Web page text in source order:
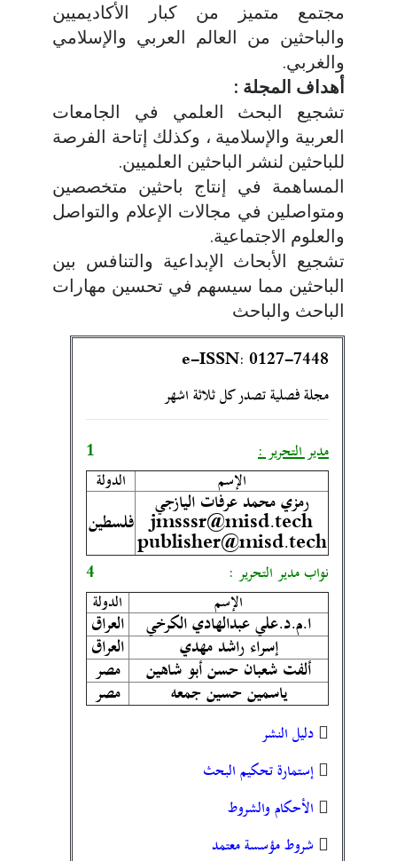
مجتمع متميز من كبار الأكاديميين
والباحثين من العالم العربي والإسلامي
والغربي.
أهداف المجلة :
تشجيع البحث العلمي في الجامعات
العربية والإسلامية ، وكذلك إتاحة الفرصة
للباحثين لنشر الباحثين العلميين.
المساهمة في إنتاج باحثين متخصصين
ومتواصلين في مجالات الإعلام والتواصل
والعلوم الاجتماعية.
تشجيع الأبحاث الإبداعية والتنافس بين
الباحثين مما سيسهم في تحسين مهارات
الباحث والباحث
e-ISSN: 0127-7448
مجلة فصلية تصدر كل ثلاثة اشهر
مدير التحرير :
1
الإسم
الدولة
رمزي محمد عرفات اليازجي
jmsssr@misd.tech
publisher@misd.tech
فلسطين
نواب مدير التحرير :
4
الإسم
الدولة
ا.م.د.علي عبدالهادي الكرخي العراق
إسراء راشد مهدي العراق
ألفت شعبان حسن أبو شاهين مصر
ياسمين حسين جمعه مصر
دليل النشر
إستمارة تحكيم البحث
الأحكام والشروط
شروط مؤسسة معتمد